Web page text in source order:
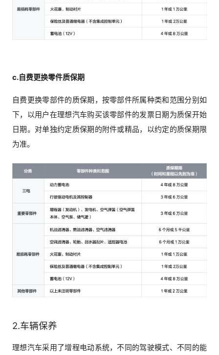
c.自费更换零件质保期
自费更换零部件的质保期，按零部件所属种类和范围分别如
下，以用户在理想汽车购买该零部件的发票日期为质保开始
日期。对单独约定质保期的附件或精品，以约定的质保期限
为准。
2.车辆保养
理想汽车采用了增程电动系统，不同的驾驶模式、不同的能